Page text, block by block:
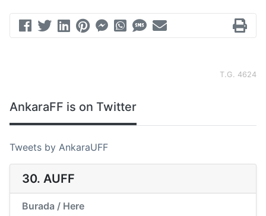
T.G. 4624
AnkaraFF is on Twitter
Tweets by AnkaraUFF
30. AUFF
Burada / Here